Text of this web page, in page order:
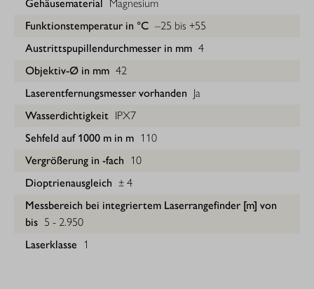
Gehäusematerial
Magnesium
Funktionstemperatur in °C –25 bis +55
Austrittspupillendurchmesser in mm 4
Objektiv-Ø in mm 42
Laserentfernungsmesser vorhanden Ja
Wasserdichtigkeit IPX7
Sehfeld auf 1000 m in m 110
Vergrößerung in -fach 10
Dioptrienausgleich ± 4
Messbereich bei integriertem Laserrangefinder [m] von
bis 5 - 2.950
Laserklasse 1